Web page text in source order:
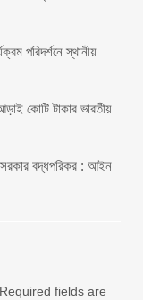
পরিদর্শনে স্থানীয়
কোটি টাকার ভারতীয়
সরকার বদ্ধপরিকর : আইন
Required fields are